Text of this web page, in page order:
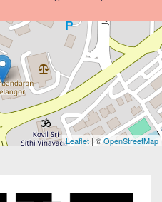
Leaflet | ©OpenStreetMap